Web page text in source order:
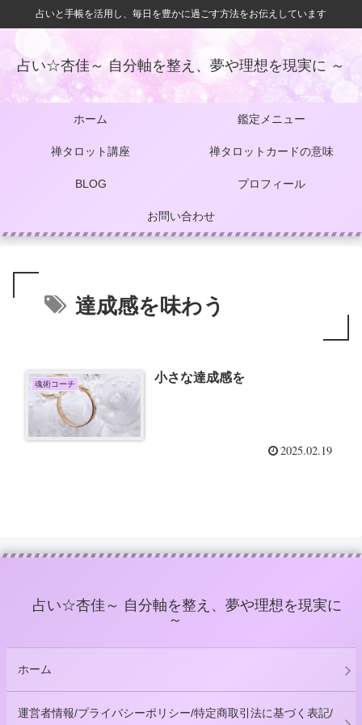
占いと手帳を活用し、毎日を豊かに過ごす方法をお伝えしています
占い☆杏佳～ 自分軸を整え、夢や理想を現実に ～
ホーム 鑑定メニュー
禅タロット講座 禅タロットカードの意味
BLOG プロフィール
お問い合わせ
達成感を味わう
魂術コーチ 小さな達成感を
2025.02.19
占い☆杏佳～ 自分軸を整え、夢や理想を現実に
～
ホーム
運営者情報/プライバシーポリシー/特定商取引法に基づく表記/